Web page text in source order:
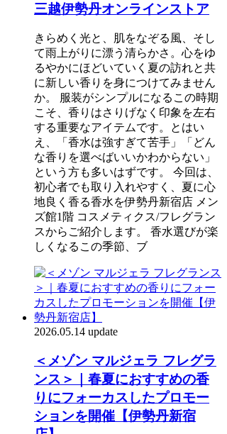
三越伊勢丹オンラインストア
きらめく光と、肌をなぞる風、そし
て雨上がりに漂う清らかさ。心をゆ
るやかにほどいていく夏の訪れと共
に新しい香りを身につけてみません
か。 服装がシンプルになるこの時期
こそ、香りはさりげなく印象を左右
する重要なアイテムです。とはい
え、「香水は強すぎて苦手」「どん
な香りを選べばいいかわからない」
という方も多いはずです。 今回は、
初心者でも取り入れやすく、夏に心
地良く香る香水を伊勢丹新宿店 メン
ズ館1階 コスメティクス/フレグラン
スからご紹介します。 香水選びが楽
しくなるこの季節、ブ
2026.05.14 update
＜メゾン マルジェラ フレグラ
ンス＞｜春夏におすすめの香
りにフォーカスしたプロモー
ションを開催【伊勢丹新宿